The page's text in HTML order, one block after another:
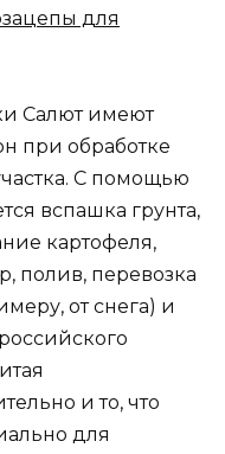
для
Салют имеют
при обработке
С помощью
вспашка грунта,
картофеля,
полив, перевозка
от снега) и
и то, что
для